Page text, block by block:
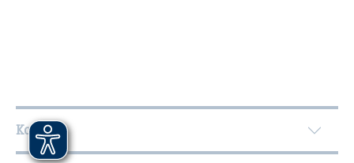
Wei­ter­füh­ren­de In­for­ma­tio­nen
Kontakt